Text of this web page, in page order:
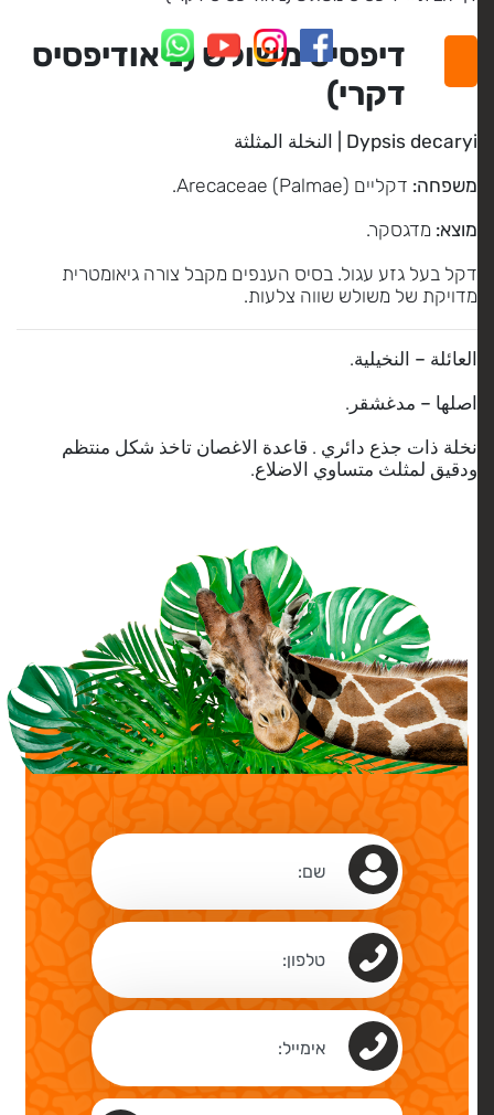
דיפסיס משולש (ניאודיפסיס
דקרי)
Dypsis decaryi | النخلة المثلثة
משפחה:דקליים (Arecaceae (Palmae.
מוצא:מדגסקר.
דקל בעל גזע עגול. בסיס הענפים מקבל צורה גיאומטרית
מדויקת של משולש שווה צלעות.
العائلة – النخيلية.
اصلها – مدغشقر.
نخلة ذات جذع دائري . قاعدة الاغصان تاخذ شكل منتظم
ودقيق لمثلث متساوي الاضلاع.